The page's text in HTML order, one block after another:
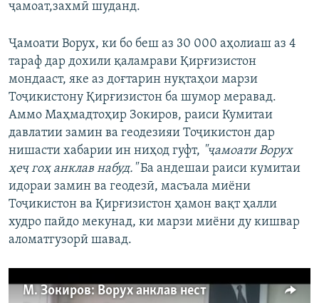
ҷамоат,захмӣ шуданд.
Ҷамоати Ворух, ки бо беш аз 30 000 аҳолиаш аз 4
тараф дар дохили қаламрави Қирғизистон
мондааст, яке аз доғтарин нуқтаҳои марзи
Тоҷикистону Қирғизистон ба шумор меравад.
Аммо Маҳмадтоҳир Зокиров, раиси Кумитаи
давлатии замин ва геодезияи Тоҷикистон дар
нишасти хабарии ин ниҳод гуфт, "ҷамоати Ворух
ҳеҷ гоҳ анклав набуд."Ба андешаи раиси кумитаи
идораи замин ва геодезӣ, масъала миёни
Тоҷикистон ва Қирғизистон ҳамон вақт ҳалли
худро пайдо мекунад, ки марзи миёни ду кишвар
аломатгузорӣ шавад.
М. Зокиров: Ворух анклав нест